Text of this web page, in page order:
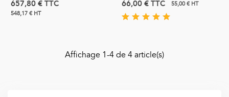
657,80 €TTC
548,17 € HT
66,00 €TTC 55,00 € HT
Affichage 1-4 de 4 article(s)